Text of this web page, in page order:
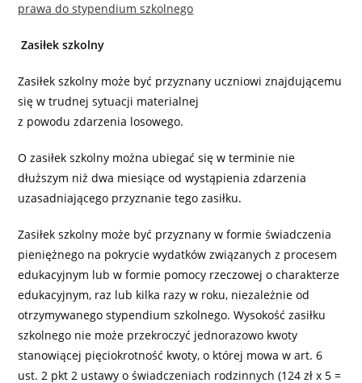
prawa do stypendium szkolnego
Zasiłek szkolny
Zasiłek szkolny może być przyznany uczniowi znajdującemu
się w trudnej sytuacji materialnej
z powodu zdarzenia losowego.
O zasiłek szkolny można ubiegać się w terminie nie
dłuższym niż dwa miesiące od wystąpienia zdarzenia
uzasadniającego przyznanie tego zasiłku.
Zasiłek szkolny może być przyznany w formie świadczenia
pieniężnego na pokrycie wydatków związanych z procesem
edukacyjnym lub w formie pomocy rzeczowej o charakterze
edukacyjnym, raz lub kilka razy w roku, niezależnie od
otrzymywanego stypendium szkolnego. Wysokość zasiłku
szkolnego nie może przekroczyć jednorazowo kwoty
stanowiącej pięciokrotność kwoty, o której mowa w art. 6
ust. 2 pkt 2 ustawy o świadczeniach rodzinnych (124 zł x 5 =